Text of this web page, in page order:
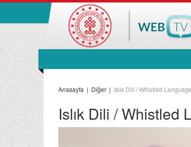
Anasayfa | Diğer | Islık Dili / Whistled Language
Islık Dili / Whistled